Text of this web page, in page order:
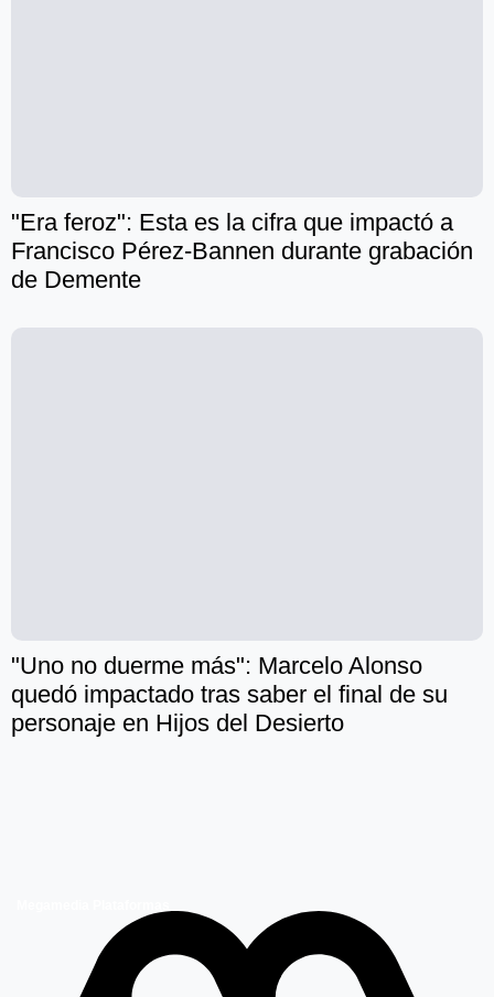
"Era feroz": Esta es la cifra que impactó a
Francisco Pérez-Bannen durante grabación
de Demente
"Uno no duerme más": Marcelo Alonso
quedó impactado tras saber el final de su
personaje en Hijos del Desierto